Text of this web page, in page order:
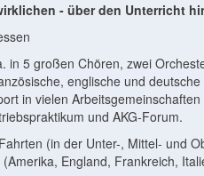
- über den Unterricht
in 5 großen Chören, zwei
englische und
in vielen
und AKG-Forum.
(in der Unter-, Mittel- und
England, Frankreich,